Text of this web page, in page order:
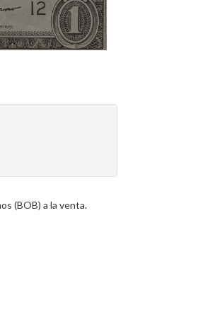
(BOB) a la venta.